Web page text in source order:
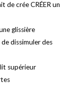
de crée CRÉER un
glissière
de dissimuler des
lit supérieur